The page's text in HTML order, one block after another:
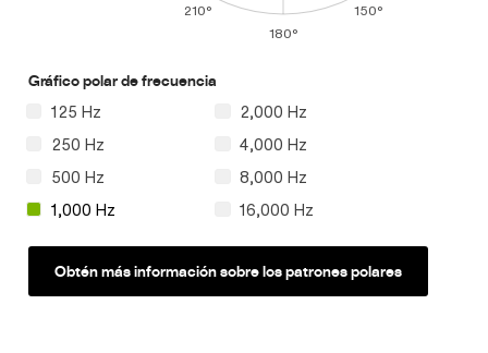
150°
180°
210°
Gráfico polar de frecuencia
125 Hz
250 Hz
500 Hz
1,000 Hz
2,000 Hz
4,000 Hz
8,000 Hz
16,000 Hz
Obtén más información sobre los patrones polares